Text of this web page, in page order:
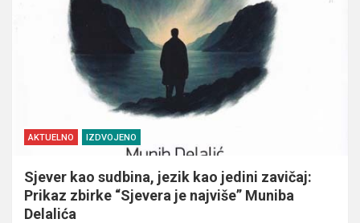
AKTUELNO IZDVOJENO
Sjever kao sudbina, jezik kao jedini zavičaj:
Prikaz zbirke “Sjevera je najviše” Muniba
Delalića